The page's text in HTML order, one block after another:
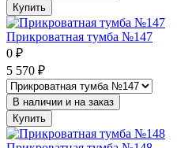
Купить
Прикроватная тумба №147
0 ₽
5 570 ₽
В наличии и на заказ
Купить